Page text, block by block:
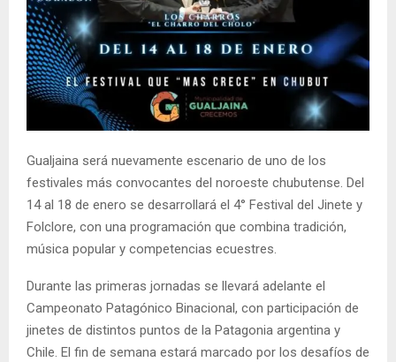
Gualjaina será nuevamente escenario de uno de los
festivales más convocantes del noroeste chubutense. Del
14 al 18 de enero se desarrollará el 4° Festival del Jinete y
Folclore, con una programación que combina tradición,
música popular y competencias ecuestres.
Durante las primeras jornadas se llevará adelante el
Campeonato Patagónico Binacional, con participación de
jinetes de distintos puntos de la Patagonia argentina y
Chile. El fin de semana estará marcado por los desafíos de